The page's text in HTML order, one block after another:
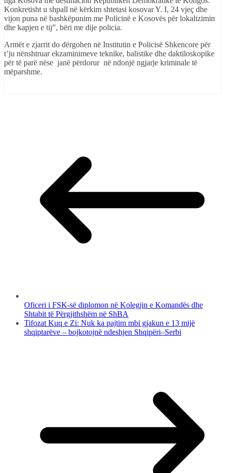
Konkretisht u shpall në kërkim shtetasi kosovar Y. I, 24 vjeç dhe
vijon puna në bashkëpunim me Policinë e Kosovës për lokalizimin
dhe kapjen e tij”, bëri me dije policia.
Armët e zjarrit do dërgohen në Institutin e Policisë Shkencore për
t’ju nënshtruar ekzaminimeve teknike, balistike dhe daktiloskopike
për të parë nëse janë përdorur në ndonjë ngjarje kriminale të
mëparshme.
Oficeri i FSK-së diplomon në Kolegjin e Komandës dhe
Shtabit të Përgjithshëm në ShBA
Tifozat Kuq e Zi: Nuk ka pajtim mbi gjakun e 13 mijë
shqiptarëve – bojkotojnë ndeshjen Shqipëri–Serbi